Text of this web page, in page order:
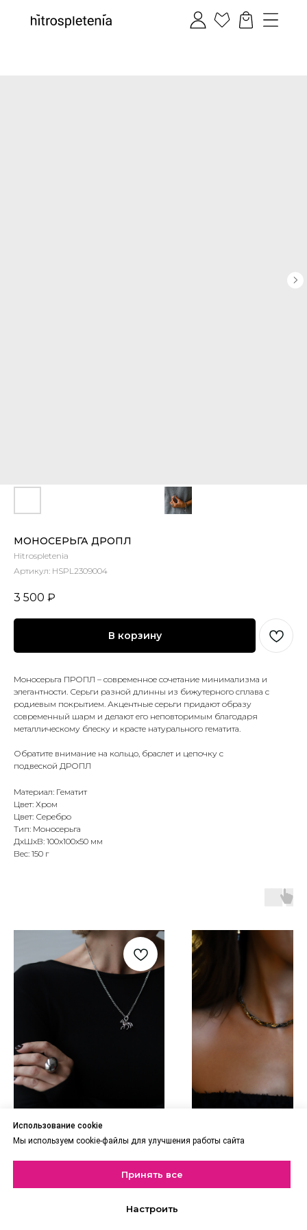
Использование cookie
Мы используем cookie-файлы для улучшения работы сайта
Принять все
Настроить
МОНОСЕРЬГА ДРОПЛ
Hitrospletenia
Артикул: HSPL2309004
3 500 ₽
В корзину
Моносерьга ПРОПЛ – современное сочетание минимализма и
элегантности. Серьги разной длинны из бижутерного сплава с
родиевым покрытием. Акцентные серьги придают образу
современный шарм и делают его неповторимым благодаря
металлическому блеску и красте натурального гематита.
Обратите внимание на кольцо, браслет и цепочку с
подвеской ДРОПЛ
Материал: Гематит
Цвет: Хром
Цвет: Серебро
Тип: Моносерьга
ДxШxВ: 100x100x50 мм
Вес: 150 г
НА КОНЕ